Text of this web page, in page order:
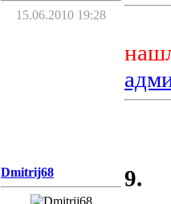
15.06.2010 19:28
Dmitrij68
9.